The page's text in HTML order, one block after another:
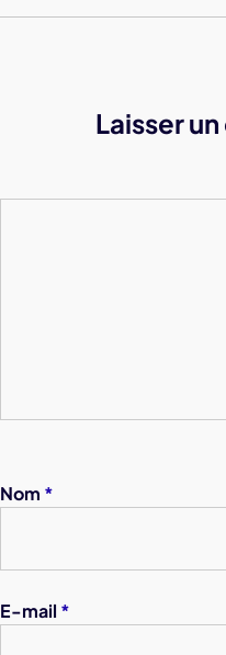
Laisser
Nom *
E-mail *